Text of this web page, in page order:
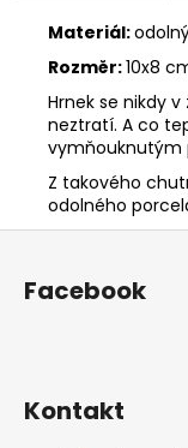
Materiál:
Rozměr:10x8
Hrnek se nikdy
neztratí. A co
vymňouknutým
Z takového
odolného
Z
Facebook
Kontakt